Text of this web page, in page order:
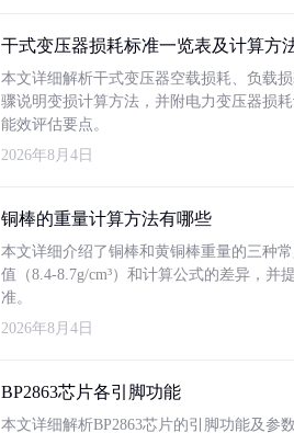
干式变压器损耗标准一览表及计算方
本文详细解析干式变压器空载损耗、负载
骤说明变损计算方法，并附电力变压器损
能效评估要点。
2026年8月4日
铜棒的重量计算方法有哪些
本文详细介绍了铜棒和黄铜棒重量的三种
值（8.4-8.7g/cm³）和计算公式的差异，并
准。
2026年8月4日
BP2863芯片各引脚功能
本文详细解析BP2863芯片的引脚功能及参